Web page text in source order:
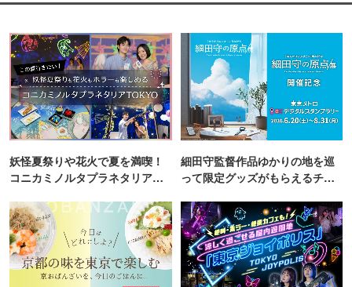
妖怪夏祭りや花火で夏を満喫！
コニカミノルタプラネタリア
細田守監督作品ゆかりの地を巡
って限定グッズがもらえるチャ